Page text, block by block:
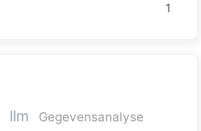
1
llm
Gegevensanalyse